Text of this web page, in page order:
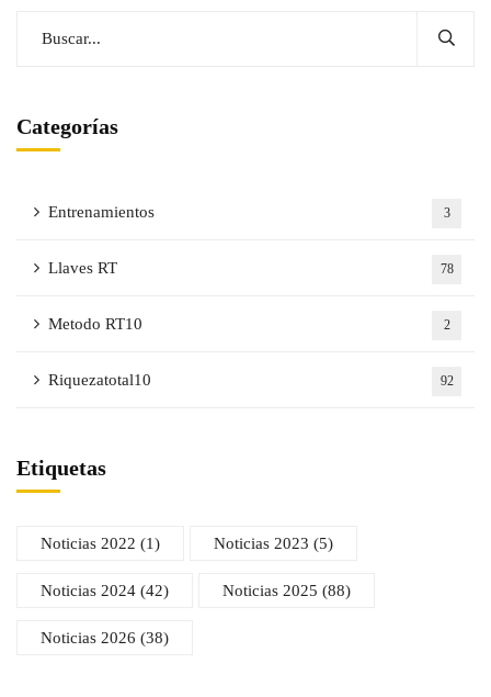
Categorías
Entrenamientos 3
Llaves RT 78
Metodo RT10 2
Riquezatotal10 92
Etiquetas
Noticias 2022 (1) Noticias 2023 (5)
Noticias 2024 (42) Noticias 2025 (88)
Noticias 2026 (38)